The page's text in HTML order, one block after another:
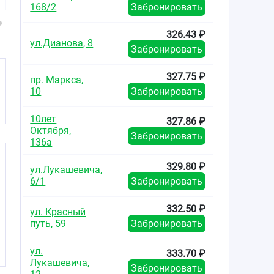
дозированный
84мкг/доза+70мкг/
0,05мг +5мг/доза
флакон 15мл
168/2
Забронировать
ул.Дианова, 8
326.43 ₽
Забронировать
пр. Маркса,
10
327.75 ₽
Забронировать
10лет
Октября,
136а
327.86 ₽
Забронировать
ул.Лукашевича,
6/1
329.80 ₽
Забронировать
ул. Красный
путь, 59
332.50 ₽
Забронировать
ул.
Лукашевича,
333.70 ₽
Забронировать